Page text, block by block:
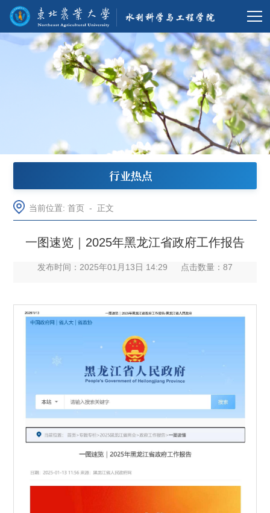
行业热点
当前位置:首页 - 正文
一图速览｜2025年黑龙江省政府工作报告
发布时间：2025年01月13日 14:29 点击数量： 87